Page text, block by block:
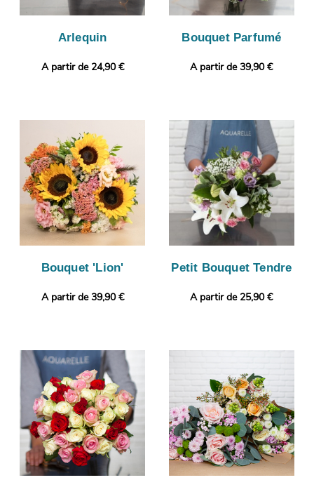
Arlequin
A partir de 24,90 €
Bouquet Parfumé
A partir de 39,90 €
Bouquet 'Lion'
A partir de 39,90 €
Petit Bouquet Tendre
A partir de 25,90 €